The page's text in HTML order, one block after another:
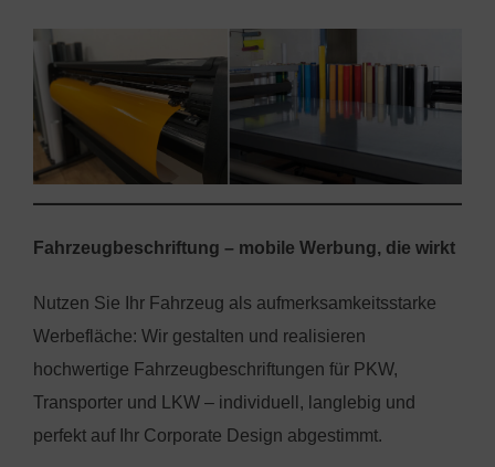
Fahrzeugbeschriftung – mobile Werbung, die wirkt
Nutzen Sie Ihr Fahrzeug als aufmerksamkeitsstarke
Werbefläche: Wir gestalten und realisieren
hochwertige Fahrzeugbeschriftungen für PKW,
Transporter und LKW – individuell, langlebig und
perfekt auf Ihr Corporate Design abgestimmt.